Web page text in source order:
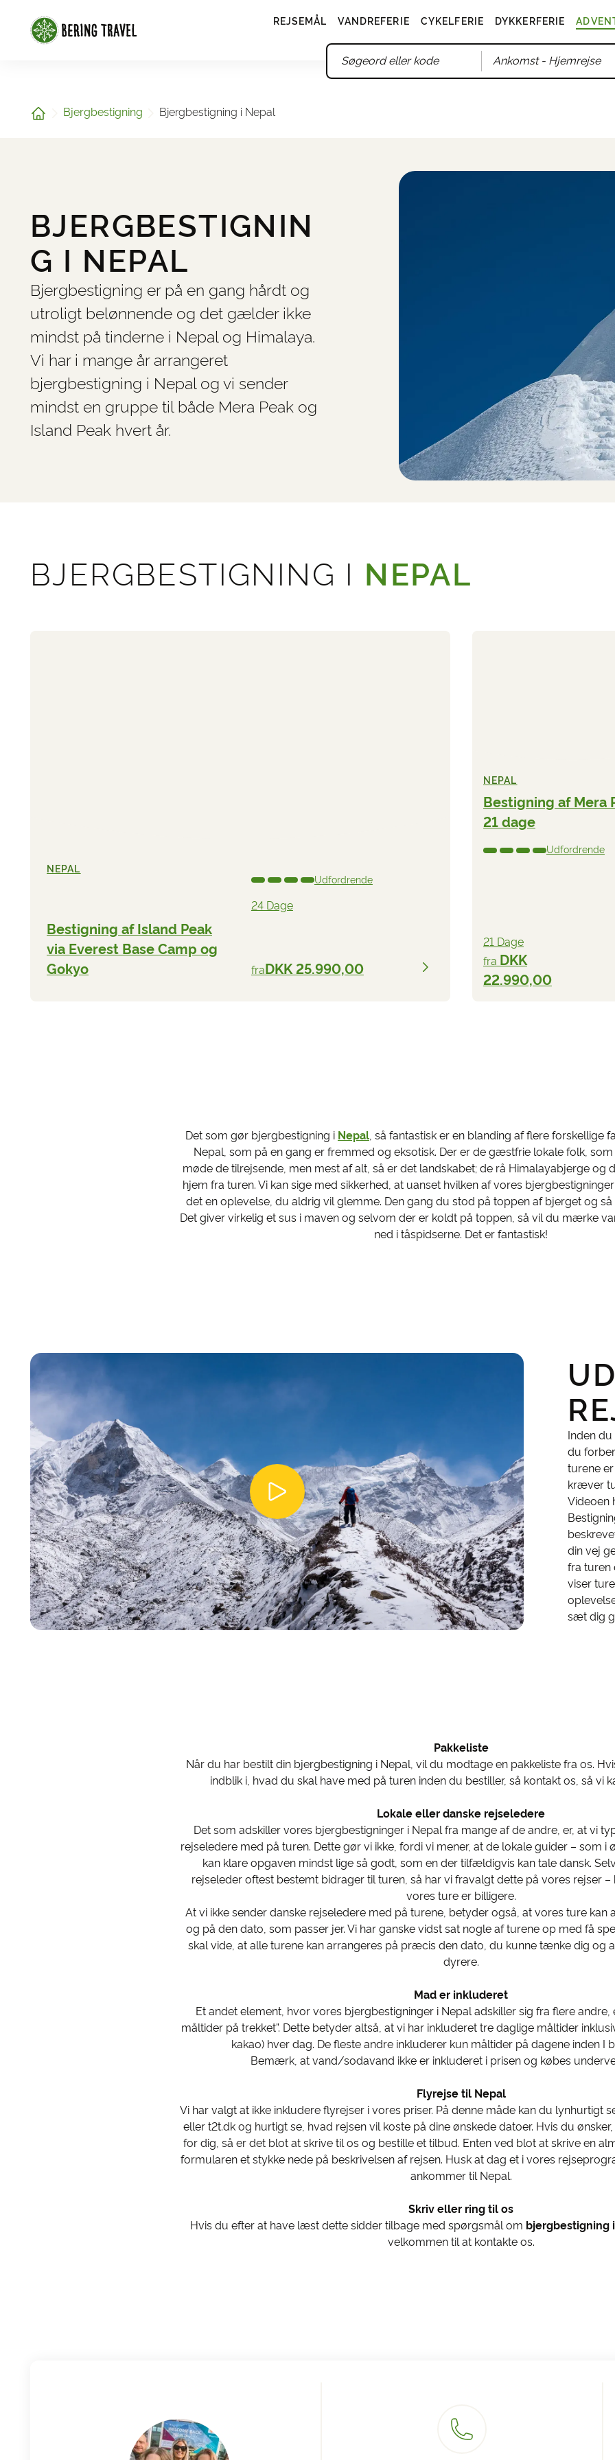
REJSEMÅL VANDREFERIE CYKELFERIE DYKKERFERIE
Ankomst- Hjemrejse
Hjem Bjergbestigning Bjergbestigning i Nepal
BJERGBESTIGNIN
G I NEPAL
Bjergbestigning er på en gang hårdt og
utroligt belønnende og det gælder ikke
mindst på tinderne i Nepal og Himalaya.
Vi har i mange år arrangeret
bjergbestigning i Nepal og vi sender
mindst en gruppe til både Mera Peak og
Island Peak hvert år.
BJERGBESTIGNING I NEPAL
NEPAL
Bestigning af Island Peak
via Everest Base Camp og
Gokyo
Udfordrende
24 Dage
fra DKK 25.990,00
NEPAL
Bestigning af Mera
21 dage
Udfordrende
21 Dage
fra DKK
22.990,00
Det som gør bjergbestigning i Nepal, så fantastisk er en blanding af flere forskellige
Nepal, som på en gang er fremmed og eksotisk. Der er de gæstfrie lokale folk,
møde de tilrejsende, men mest af alt, så er det landskabet; de rå Himalayabjerge og
hjem fra turen. Vi kan sige med sikkerhed, at uanset hvilken af vores
det en oplevelse, du aldrig vil glemme. Den gang du stod på toppen af bjerget og
Det giver virkelig et sus i maven og selvom der er koldt på toppen, så vil du mærke
ned i tåspidserne. Det er fantastisk!
Inden
du
turene
kræver
Videoen
din vej
fra turen
viser
sæt dig
Pakkeliste
Når du har bestilt din bjergbestigning i Nepal, vil du modtage en pakkeliste fra os.
indblik i, hvad du skal have med på turen inden du bestiller, så kontakt os, så vi
Lokale eller danske rejseledere
Det som adskiller vores bjergbestigninger i Nepal fra mange af de andre, er, at vi
rejseledere med på turen. Dette gør vi ikke, fordi vi mener, at de lokale guider – som i
kan klare opgaven mindst lige så godt, som en der tilfældigvis kan tale dansk.
rejseleder oftest bestemt bidrager til turen, så har vi fravalgt dette på vores rejser –
vores ture er billigere.
At vi ikke sender danske rejseledere med på turene, betyder også, at vores ture kan
og på den dato, som passer jer. Vi har ganske vidst sat nogle af turene op med få
skal vide, at alle turene kan arrangeres på præcis den dato, du kunne tænke dig og
dyrere.
Mad er inkluderet
Et andet element, hvor vores bjergbestigninger i Nepal adskiller sig fra flere andre,
måltider på trekket”. Dette betyder altså, at vi har inkluderet tre daglige måltider
kakao) hver dag. De fleste andre inkluderer kun måltider på dagene inden I
Bemærk, at vand/sodavand ikke er inkluderet i prisen og købes
Flyrejse til Nepal
Vi har valgt at ikke inkludere flyrejser i vores priser. På denne måde kan du lynhurtigt
eller t2t.dk og hurtigt se, hvad rejsen vil koste på dine ønskede datoer. Hvis du
for dig, så er det blot at skrive til os og bestille et tilbud. Enten ved blot at skrive en
formularen et stykke nede på beskrivelsen af rejsen. Husk at dag et i vores
ankommer til Nepal.
Skriv eller ring til os
Hvis du efter at have læst dette sidder tilbage med spørgsmål om bjergbestigning
velkommen til at kontakte os.